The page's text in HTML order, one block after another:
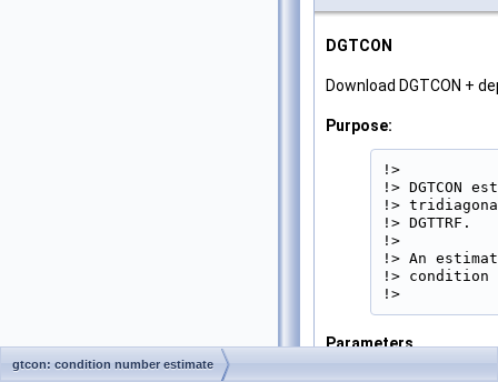
DGTCON
Download DGTCON +
Purpose:
!>
!> DGTCON
!>
!> DGTTRF.
!>
!> An
!> condition
!>
Parameters
gtcon: condition number estimate